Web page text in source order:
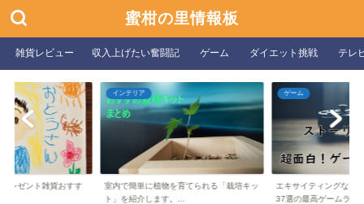
蜜柑の里情報板
雑貨レビュー 収入上げたい奮闘記 ゲーム ダイエット挑戦 テレ
レゼント雑貨おすす
インテリア
室内で簡単に植物を育てられる「栽培キッ
ト」を紹介します。...
ゲーム
エキサイティングなス
37選の最高ゲームラ...